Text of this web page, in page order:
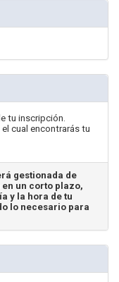
tu inscripción.
cual encontrarás tu
gestionada de
un corto plazo,
y la hora de tu
lo necesario para